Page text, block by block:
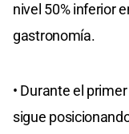
nivel 50% inferior
gastronomía.
• Durante el
sigue